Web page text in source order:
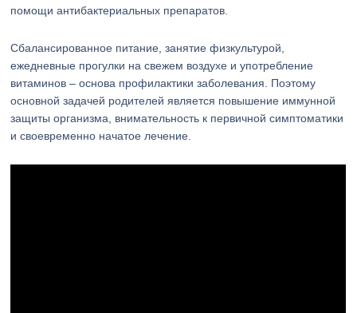
помощи антибактериальных препаратов.
Сбалансированное питание, занятие физкультурой,
ежедневные прогулки на свежем воздухе и употребление
витаминов – основа профилактики заболевания. Поэтому
основной задачей родителей является повышение иммунной
защиты организма, внимательность к первичной симптоматики
и своевременно начатое лечение.